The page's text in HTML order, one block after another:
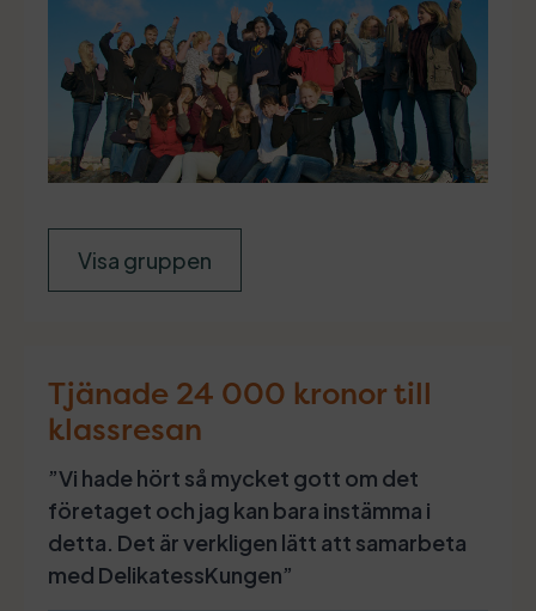
Visa gruppen
Tjänade 24 000 kronor till
klassresan
”Vi hade hört så mycket gott om det
företaget och jag kan bara instämma i
detta. Det är verkligen lätt att samarbeta
med DelikatessKungen”